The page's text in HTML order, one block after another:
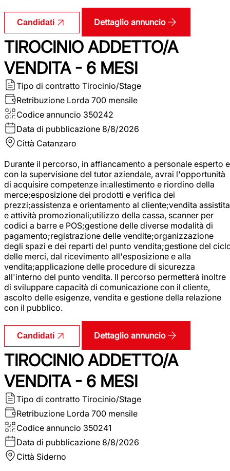
Candidati Dettaglio annuncio
TIROCINIO ADDETTO/A
VENDITA - 6 MESI
Tipo di contratto Tirocinio/Stage
Retribuzione Lorda 700 mensile
Codice annuncio 350242
Data di pubblicazione 8/8/2026
Città Catanzaro
Durante il percorso, in affiancamento a personale esperto e
con la supervisione del tutor aziendale, avrai l'opportunità
di acquisire competenze in:allestimento e riordino della
merce;esposizione dei prodotti e verifica dei
prezzi;assistenza e orientamento al cliente;vendita assistita
e attività promozionali;utilizzo della cassa, scanner per
codici a barre e POS;gestione delle diverse modalità di
pagamento;registrazione delle vendite;organizzazione
degli spazi e dei reparti del punto vendita;gestione del
delle merci, dal ricevimento all'esposizione e alla
vendita;applicazione delle procedure di sicurezza
all'interno del punto vendita. Il percorso permetterà inoltre
di sviluppare capacità di comunicazione con il cliente,
ascolto delle esigenze, vendita e gestione della relazione
con il pubblico.
Candidati Dettaglio annuncio
TIROCINIO ADDETTO/A
VENDITA - 6 MESI
Tipo di contratto Tirocinio/Stage
Retribuzione Lorda 700 mensile
Codice annuncio 350241
Data di pubblicazione 8/8/2026
Città Siderno